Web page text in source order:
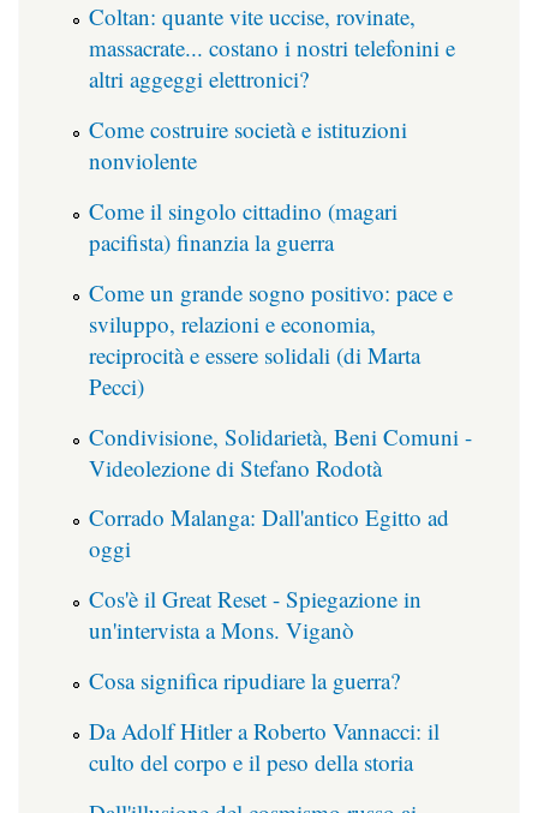
Coltan: quante vite uccise, rovinate,
massacrate... costano i nostri telefonini e
altri aggeggi elettronici?
Come costruire società e istituzioni
nonviolente
Come il singolo cittadino (magari
pacifista) finanzia la guerra
Come un grande sogno positivo: pace e
sviluppo, relazioni e economia,
reciprocità e essere solidali (di Marta
Pecci)
Condivisione, Solidarietà, Beni Comuni -
Videolezione di Stefano Rodotà
Corrado Malanga: Dall'antico Egitto ad
oggi
Cos'è il Great Reset - Spiegazione in
un'intervista a Mons. Viganò
Cosa significa ripudiare la guerra?
Da Adolf Hitler a Roberto Vannacci: il
culto del corpo e il peso della storia